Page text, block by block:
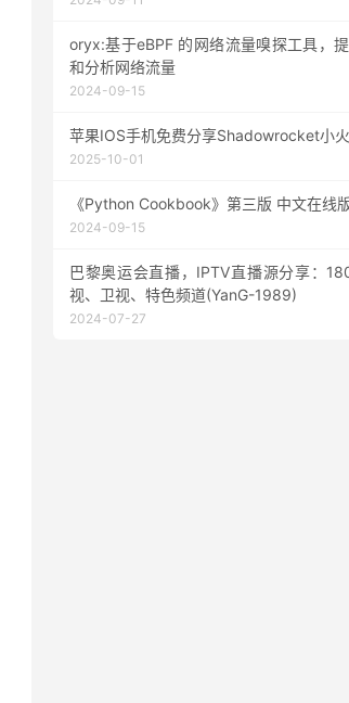
oryx:基于eBPF 的网络流量嗅探工具，
和分析网络流量
2024-09-15
苹果IOS手机免费分享Shadowrocket小
2025-10-01
《Python Cookbook》第三版 中文在线
2024-09-15
巴黎奥运会直播，IPTV直播源分享：
视、卫视、特色频道(YanG-1989)
2024-07-27